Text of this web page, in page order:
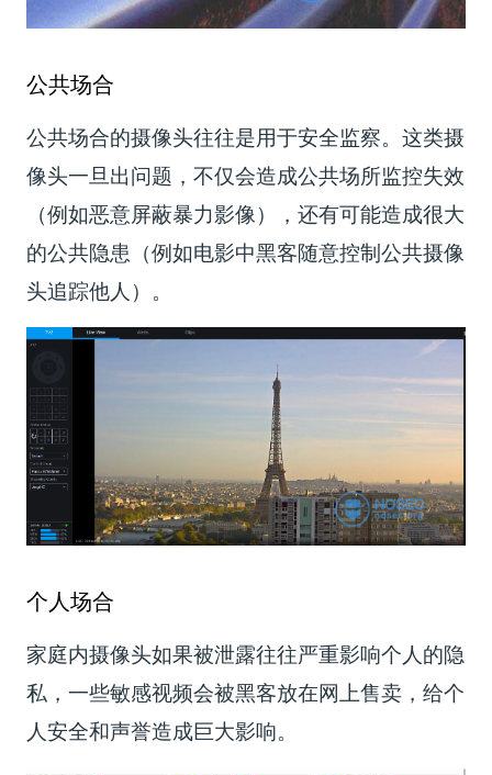
公共场合
公共场合的摄像头往往是用于安全监察。这类摄
像头一旦出问题，不仅会造成公共场所监控失效
（例如恶意屏蔽暴力影像），还有可能造成很大
的公共隐患（例如电影中黑客随意控制公共摄像
头追踪他人）。
个人场合
家庭内摄像头如果被泄露往往严重影响个人的隐
私，一些敏感视频会被黑客放在网上售卖，给个
人安全和声誉造成巨大影响。